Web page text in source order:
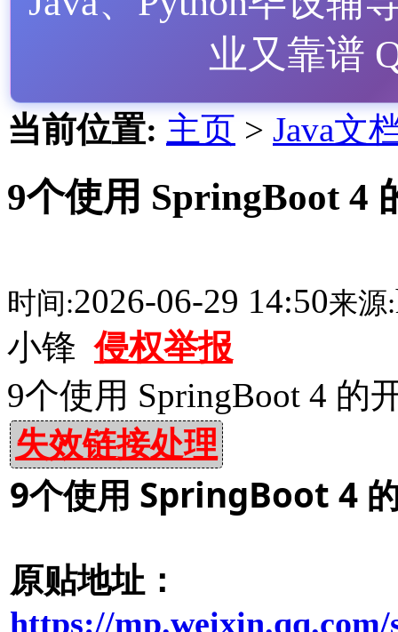
业又靠谱
当前位置: 主页 > Java文
9个使用 SpringBoot 4
时间:2026-06-29 14:50来源:
小锋侵权举报
9个使用 SpringBoot 4 的
失效链接处理
9个使用 SpringBoot 4
原贴地址：
https://